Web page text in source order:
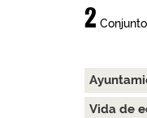
2
Vida de